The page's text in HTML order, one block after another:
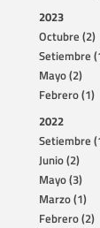
2023
Octubre (2)
Setiembre
Mayo (2)
Febrero (1)
2022
Setiembre
Junio (2)
Mayo (3)
Marzo (1)
Febrero (2)